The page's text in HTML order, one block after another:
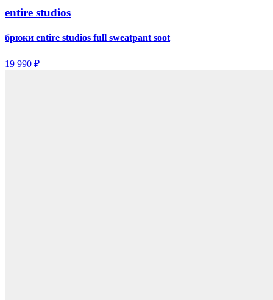
entire studios
брюки entire studios full sweatpant soot
19 990 ₽